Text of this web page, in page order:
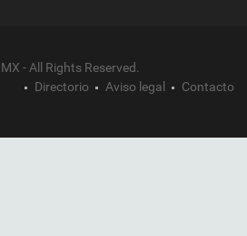
- All Rights Reserved.
Directorio
Aviso legal Contacto